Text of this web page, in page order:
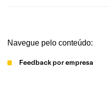
Navegue pelo conteúdo:
Feedback por empresa